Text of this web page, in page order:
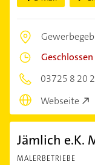
Geschlossen
03725 8 20
Webseite
Jämlich e.K.
MALERBETRIEBE